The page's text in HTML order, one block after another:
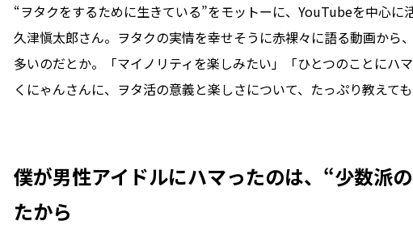
“ヲタクをするために生きている”をモットーに、YouTubeを中心に
久津愼太郎さん。ヲタクの実情を幸せそうに赤裸々に語る動画から
多いのだとか。「マイノリティを楽しみたい」「ひとつのことにハ
くにゃんさんに、ヲタ活の意義と楽しさについて、たっぷり教えても
僕が男性アイドルにハマったのは、“少数派
たから